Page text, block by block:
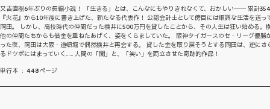
又吉直樹6年ぶりの長編小説！ 「生きる」とは、こんなにもやりきれなくて、おかしい―― 累計
『火花』から10年後に書き上げた、新たなる代表作！ 公認会計士として傍目には順調な生活を送っ
岡田。 しかし、高校時代の仲間だった横井に500万円を貸したことから、その人生は狂い始める。
他の仲間たちからも借金を重ねたあげく、姿をくらましていた。 阪神タイガースのセ・リーグ優勝
った夜、岡田は大阪・道頓堀で偶然横井と再会する。 貸した金を取り戻そうとする岡田は、逆にさ
るドツボにはまっていく…… 人間の「闇」と、「笑い」を両立させた奇跡的作品！
単行本 ‏ : ‎ 448ページ